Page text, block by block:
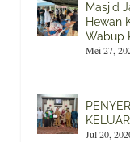
Masjid
Hewan
Wabup
Mei 27,
Jul 20,